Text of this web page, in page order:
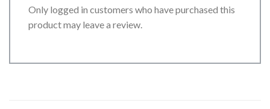
Only logged in customers who have purchased this
product may leave a review.